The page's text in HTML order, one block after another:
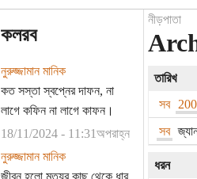
কলরব
নুরুজ্জামান মানিক
কত সস্তা স্বপ্নের দাফন, না
লাগে কফিন না লাগে কাফন।
18/11/2024 - 11:31অপরাহ্ন
নুরুজ্জামান মানিক
জীবন হলো মৃত্যুর কাছ থেকে ধার
নীড়পাতা
তারিখ
সব
সব
ধরন